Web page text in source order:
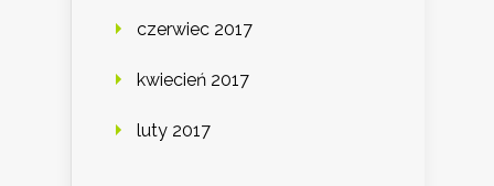
czerwiec 2017
kwiecień 2017
luty 2017